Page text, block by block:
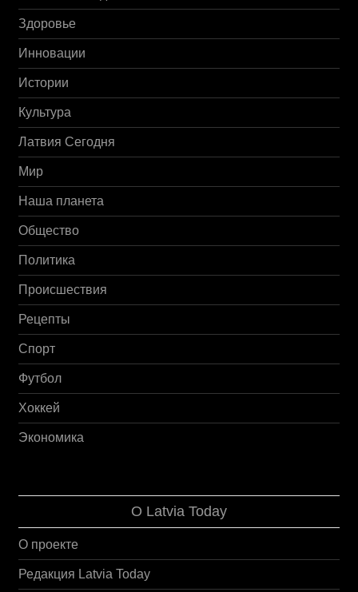
Здоровье
Инновации
Истории
Культура
Латвия Сегодня
Мир
Наша планета
Общество
Политика
Происшествия
Рецепты
Спорт
Футбол
Хоккей
Экономика
О Latvia Today
О проекте
Редакция Latvia Today